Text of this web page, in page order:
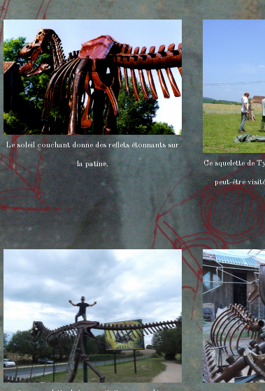
Le soleil couchant donne des reflets étonnants sur
la patine. Ce squelette de
peut-être